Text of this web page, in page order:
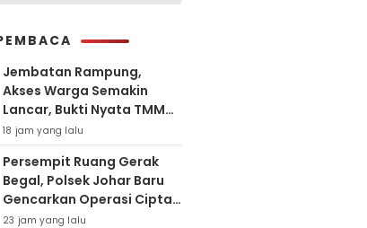
Jembatan Rampung,
Akses Warga Semakin
Lancar, Bukti Nyata TMMD
Ke-129 Hadirkan Manfaat
untuk Kampung Sesor
18 jam yang lalu
Persempit Ruang Gerak
Begal, Polsek Johar Baru
Gencarkan Operasi Cipta
Kondisi Dini Hari
23 jam yang lalu